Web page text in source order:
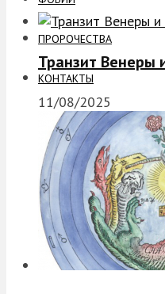
ПРОРОЧЕСТВА
КОНТАКТЫ
Транзит Венеры
11/08/2025